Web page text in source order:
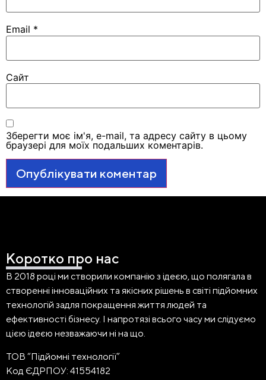
Email *
Сайт
Зберегти моє ім'я, e-mail, та адресу сайту в цьому
браузері для моїх подальших коментарів.
Коротко про нас
В 2018 році ми створили компанію з ідеєю, що полягала в
створенні інноваційних та якісних рішень в світі підйомних
технологій задля покращення життя людей та
ефективності бізнесу. І напротязі всього часу ми слідуємо
цією ідеєю незважаючи ні на що.
ТОВ “Підйомні технології”
Код ЄДРПОУ: 41554182